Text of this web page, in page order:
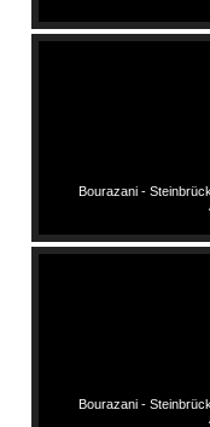
Bourazani -
Bourazani -